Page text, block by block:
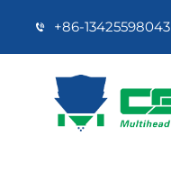
+86-13425598043